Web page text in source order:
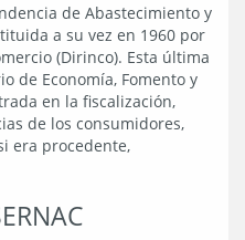
de Abastecimiento y
a su vez en 1960 por
(Dirinco). Esta última
de Economía, Fomento y
en la fiscalización,
de los consumidores,
era procedente,